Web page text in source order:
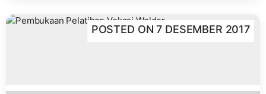
POSTED ON7 DESEMBER 2017